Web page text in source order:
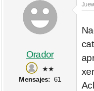
Orador
★★
Mensajes: 61